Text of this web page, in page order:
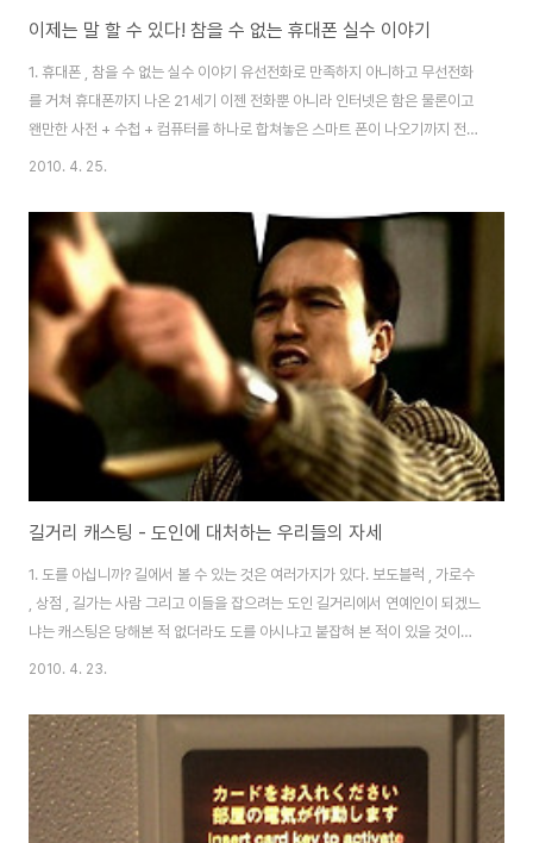
이제는 말 할 수 있다! 참을 수 없는 휴대폰 실수 이야기
1. 휴대폰 , 참을 수 없는 실수 이야기 유선전화로 만족하지 아니하고 무선전화
를 거쳐 휴대폰까지 나온 21세기 이젠 전화뿐 아니라 인터넷은 함은 물론이고
왠만한 사전 + 수첩 + 컴퓨터를 하나로 합쳐놓은 스마트 폰이 나오기까지 전화
기의 진보는 계속 되고있다. 아직도 휴대폰이 전화에 기계 기능이 있는 것인
읽어 나가야겠다. 휴대폰은 기술의 발전에 발전을 거듭하고 있으며, 현재도 연
구소에 짱박혀서 세계에서 먹어주는 휴대폰을 만들기 위한 연구원들의 고된 노
력이 이어질 것이다. 이렇게 해서 만들어진 휴대폰은 대한민국 초딩의 손에까
지 들어가게 되었고 유희왕 카드 보급률 마냥 급속도로 불어나기 시작하였다.
이런 보급률로 군대에 축구..
2010. 4. 25.
길거리 캐스팅 - 도인에 대처하는 우리들의 자세
1. 도를 아십니까? 길에서 볼 수 있는 것은 여러가지가 있다. 보도블럭 , 가로수
, 상점 , 길가는 사람 그리고 이들을 잡으려는 도인 길거리에서 연예인이 되겠느
냐는 캐스팅은 당해본 적 없더라도 도를 아시냐고 붙잡혀 본 적이 있을 것이
니... 도대체! 무엇이! 도인들의 마음을 흔들어 도를 전하고 싶게끔 만든 것일
고 싶지 않느냐느니... 조상님이 어떻다느니... 알 수 없는 말을 하며 다오는 그
들 도무지 사실여부를 확인 할 수 없는 이야기로 접근하는 그들에게 어떻게 대
처해야 하는 것일까? 그 동안 길에서 만났던 도인들의 모습속에서 대처법을 생
각해 보고 모아보니 제법 그럴싸한 메뉴얼이 하나 만들어졌다! 과연 어떻게 대
처하면 이..
2010. 4. 23.